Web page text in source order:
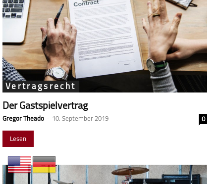
Vertragsrecht
Der Gastspielvertrag
Gregor Theado - 10. September 2019
0
Lesen